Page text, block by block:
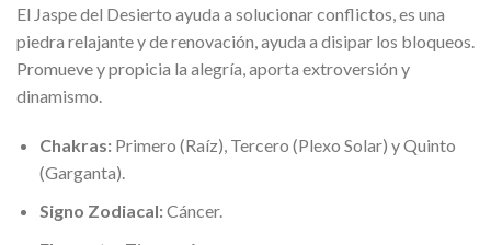
El Jaspe del Desierto ayuda a solucionar conflictos, es una
piedra relajante y de renovación, ayuda a disipar los bloqueos.
Promueve y propicia la alegría, aporta extroversión y
dinamismo.
Chakras:Primero (Raíz), Tercero (Plexo Solar) y Quinto
(Garganta).
Signo Zodiacal:Cáncer.